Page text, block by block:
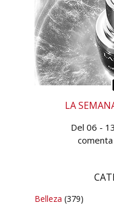
LA
Del 06 -
Belleza (379)